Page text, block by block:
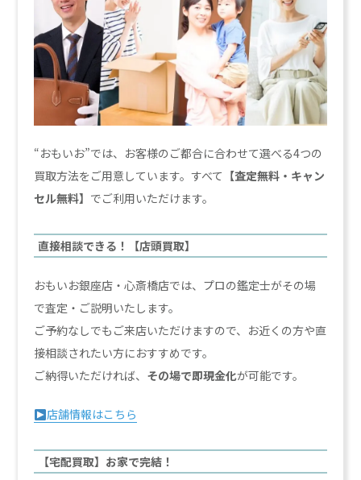
“おもいお”では、お客様のご都合に合わせて選べる4つの
買取方法をご用意しています。すべて 【査定無料・キャン
セル無料】 でご利用いただけます。
直接相談できる！【店頭買取】
おもいお銀座店・心斎橋店では、プロの鑑定士がその場
で査定・ご説明いたします。
ご予約なしでもご来店いただけますので、お近くの方や直
接相談されたい方におすすめです。
ご納得いただければ、 その場で即現金化が可能です。
店舗情報はこちら
【宅配買取】お家で完結！